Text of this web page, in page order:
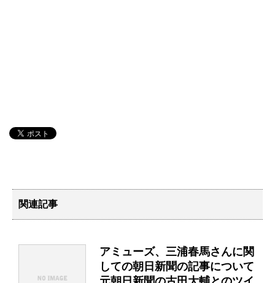
関連記事
アミューズ、三浦春馬さんに関
しての朝日新聞の記事について